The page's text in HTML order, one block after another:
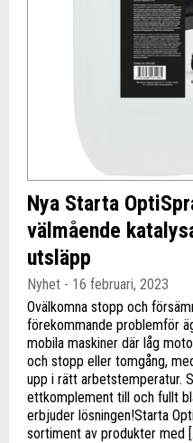
Nya Starta
välmående
utsläpp
Nyhet - 16 februari, 2023
Ovälkomna stopp och
förekommande problemför
mobila maskiner där låg
och stopp eller tomgång,
upp i rätt arbetstemperatur.
ettkomplement till och fullt
erbjuder lösningen!Starta
sortiment av produkter med